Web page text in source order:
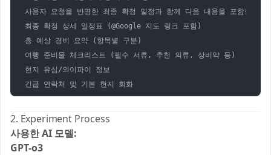
사용자 요청을 반영한 최종 확정 일정과 함께 다음 내용을 포함한 종
최종 확정 상세 일정표 (@Google 지도 링크 포함)
총 예상 경비 요약 (항목별 구분)
여행 준비물 체크리스트 (필수 서류, 추천 의류, 상비약 등)
현지 유심/와이파이 정보
2. Experiment Process
사용한 AI 모델:
GPT-o3